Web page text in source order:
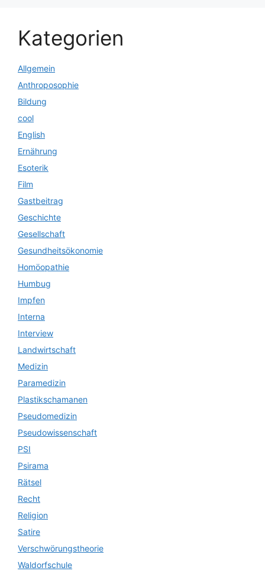
Kategorien
Allgemein
Anthroposophie
Bildung
cool
English
Ernährung
Esoterik
Film
Gastbeitrag
Geschichte
Gesellschaft
Gesundheitsökonomie
Homöopathie
Humbug
Impfen
Interna
Interview
Landwirtschaft
Medizin
Paramedizin
Plastikschamanen
Pseudomedizin
Pseudowissenschaft
PSI
Psirama
Rätsel
Recht
Religion
Satire
Verschwörungstheorie
Waldorfschule